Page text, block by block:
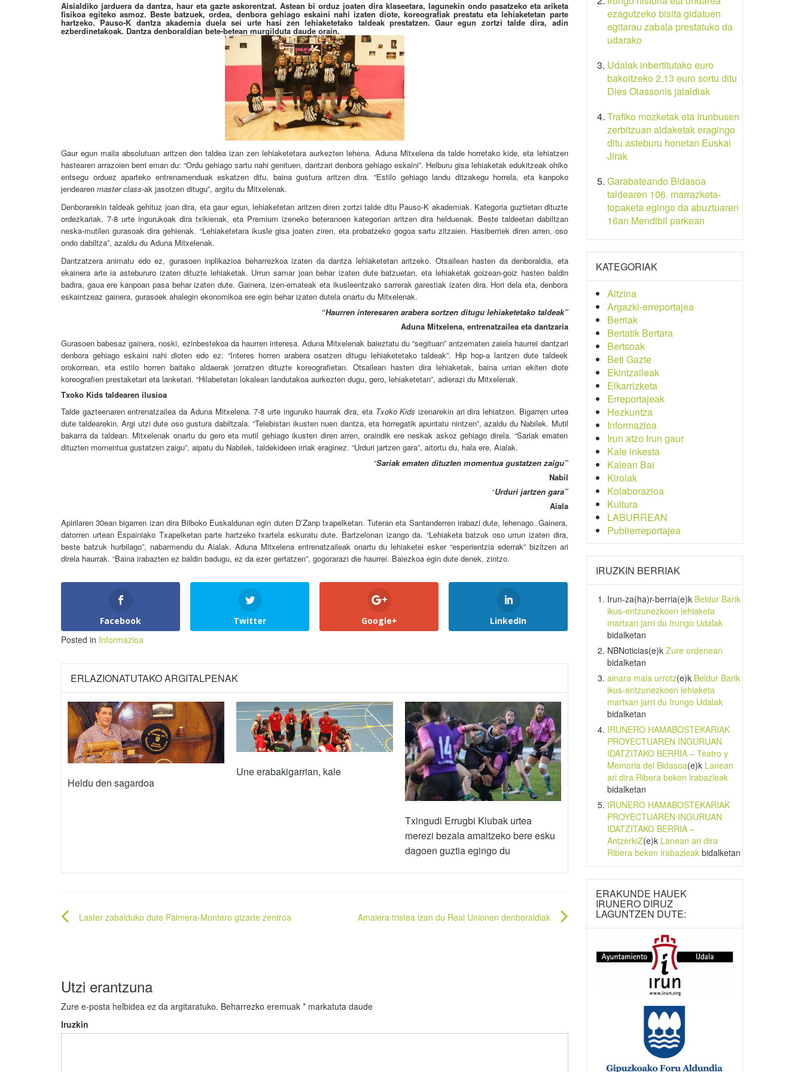
Aisialdiko jarduera da dantza, haur eta gazte askorentzat. Astean bi orduz joaten dira klaseetara, lagunekin ondo pasatzeko eta ariketa
fisikoa egiteko asmoz. Beste batzuek, ordea, denbora gehiago eskaini nahi izaten diote, koreografiak prestatu eta lehiaketetan parte
hartzeko. Pauso-K dantza akademia duela sei urte hasi zen lehiaketetako taldeak prestatzen. Gaur egun zortzi talde dira, adin
ezberdinetakoak. Dantza denboraldian bete-betean murgilduta daude orain.
Gaur egun maila absolutuan aritzen den taldea izan zen lehiaketetara aurkezten lehena. Aduna Mitxelena da talde horretako kide, eta lehiatzen
hastearen arrazoien berri eman du: “Ordu gehiago sartu nahi genituen, dantzari denbora gehiago eskaini”. Helburu gisa lehiaketak edukitzeak ohiko
entsegu orduez aparteko entrenamenduak eskatzen ditu, baina gustura aritzen dira. “Estilo gehiago landu ditzakegu horrela, eta kanpoko
jendearen master class-ak jasotzen ditugu”, argitu du Mitxelenak.
Denborarekin taldeak gehituz joan dira, eta gaur egun, lehiaketetan aritzen diren zortzi talde ditu Pauso-K akademiak. Kategoria guztietan dituzte
ordezkariak. 7-8 urte ingurukoak dira txikienak, eta Premium izeneko beteranoen kategorian aritzen dira helduenak. Beste taldeetan dabiltzan
neska-mutilen gurasoak dira gehienak. “Lehiaketetara ikusle gisa joaten ziren, eta probatzeko gogoa sartu zitzaien. Hasiberriek diren arren, oso
ondo dabiltza”, azaldu du Aduna Mitxelenak.
Dantzatzera animatu edo ez, gurasoen inplikazioa beharrezkoa izaten da dantza lehiaketetan aritzeko. Otsailean hasten da denboraldia, eta
ekainera arte ia astebururo izaten dituzte lehiaketak. Urrun samar joan behar izaten dute batzuetan, eta lehiaketak goizean-goiz hasten baldin
badira, gaua ere kanpoan pasa behar izaten dute. Gainera, izen-emateak eta ikusleentzako sarrerak garestiak izaten dira. Hori dela eta, denbora
eskaintzeaz gainera, gurasoek ahalegin ekonomikoa ere egin behar izaten dutela onartu du Mitxelenak.
“Haurren interesaren arabera sortzen ditugu lehiaketetako taldeak”
Aduna Mitxelena, entrenatzailea eta dantzaria
Gurasoen babesaz gainera, noski, ezinbestekoa da haurren interesa. Aduna Mitxelenak baieztatu du “segituan” antzematen zaiela haurrei dantzari
denbora gehiago eskaini nahi dioten edo ez: “Interes horren arabera osatzen ditugu lehiaketetako taldeak”. Hip hop-a lantzen dute taldeek
orokorrean, eta estilo horren baitako aldaerak jorratzen dituzte koreografietan. Otsailean hasten dira lehiaketak, baina urrian ekiten diote
koreografien prestaketari eta lanketari. “Hilabetetan lokalean landutakoa aurkezten dugu, gero, lehiaketetan”, adierazi du Mitxelenak.
Txoko Kids taldearen ilusioa
Talde gazteenaren entrenatzailea da Aduna Mitxelena. 7-8 urte inguruko haurrak dira, eta Txoko Kids izenarekin ari dira lehiatzen. Bigarren urtea
dute taldearekin. Argi utzi dute oso gustura dabiltzala. “Telebistan ikusten nuen dantza, eta horregatik apuntatu nintzen”, azaldu du Nabilek. Mutil
bakarra da taldean. Mitxelenak onartu du gero eta mutil gehiago ikusten diren arren, oraindik ere neskak askoz gehiago direla. “Sariak ematen
dituzten momentua gustatzen zaigu”, aipatu du Nabilek, taldekideen irriak eraginez. “Urduri jartzen gara”, aitortu du, hala ere, Aialak.
“Sariak ematen dituzten momentua gustatzen zaigu”
Nabil
“Urduri jartzen gara”
Aiala
Apirilaren 30ean bigarren izan dira Bilboko Euskaldunan egin duten D’Zanp txapelketan. Tuteran eta Santanderren irabazi dute, lehenago. Gainera,
datorren urtean Espainiako Txapelketan parte hartzeko txartela eskuratu dute. Bartzelonan izango da. “Lehiaketa batzuk oso urrun izaten dira,
beste batzuk hurbilago”, nabarmendu du Aialak. Aduna Mitxelena entrenatzaileak onartu du lehiaketei esker “esperientzia ederrak” bizitzen ari
direla haurrak. “Baina irabazten ez baldin badugu, ez da ezer gertatzen”, gogorarazi die haurrei. Baiezkoa egin dute denek, zintzo.
Facebook Twitter Google+ LinkedIn
Posted in Informazioa
ERLAZIONATUTAKO ARGITALPENAK
Heldu den sagardoa
Une erabakigarrian, kale
Txingudi Errugbi Klubak urtea
merezi bezala amaitzeko bere esku
dagoen guztia egingo du
Bidalketetan
Laster zabalduko dute Palmera-Montero gizarte zentroa Amaiera tristea izan du Real Unionen denboraldiak
Utzi erantzuna
Zure e-posta helbidea ez da argitaratuko. Beharrezko eremuak * markatuta daude
Iruzkin
ezagutzeko bisita gidatuen
egitarau zabala prestatuko da
udarako
Udalak inbertitutako euro
bakoitzeko 2,13 euro sortu ditu
Dies Oiassonis jaialdiak
Trafiko mozketak eta Irunbusen
zerbitzuan aldaketak eragingo
ditu asteburu honetan Euskal
Jirak
Garabateando Bidasoa
taldearen 106. marrazketa-
topaketa egingo da abuztuaren
16an Mendibil parkean
KATEGORIAK
Aitzina
Argazki-erreportajea
Berriak
Bertatik Bertara
Bertsoak
Beti Gazte
Ekintzaileak
Elkarrizketa
Erreportajeak
Hezkuntza
Informazioa
Irun atzo Irun gaur
Kale inkesta
Kalean Bai
Kirolak
Kolaborazioa
Kultura
LABURREAN
Publierreportajea
IRUZKIN BERRIAK
Irun-za(ha)r-berria(e)k Beldur Barik
ikus-entzunezkoen lehiaketa
martxan jarri du Irungo Udalak
bidalketan
NBNoticias(e)k Zure ordenean
bidalketan
ainara maia urrotz(e)k Beldur Barik
ikus-entzunezkoen lehiaketa
martxan jarri du Irungo Udalak
bidalketan
IRUNERO HAMABOSTEKARIAK
PROYECTUAREN INGURUAN
IDATZITAKO BERRIA – Teatro y
Memoria del Bidasoa(e)k Lanean
ari dira Ribera beken irabazleak
bidalketan
IRUNERO HAMABOSTEKARIAK
PROYECTUAREN INGURUAN
IDATZITAKO BERRIA –
AntzerkiZ(e)k Lanean ari dira
Ribera beken irabazleakbidalketan
ERAKUNDE HAUEK
IRUNERO DIRUZ
LAGUNTZEN DUTE: